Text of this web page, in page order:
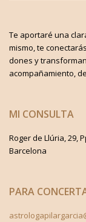
Te aportaré una
mismo, te
dones y
acompañamiento,
MI CONSULTA
Roger de Llúria, 29,
Barcelona
PARA